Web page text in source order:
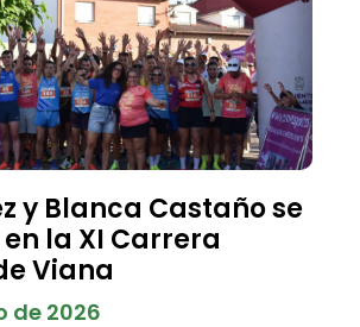
y Blanca Castaño se
la XI Carrera
Viana
de 2026